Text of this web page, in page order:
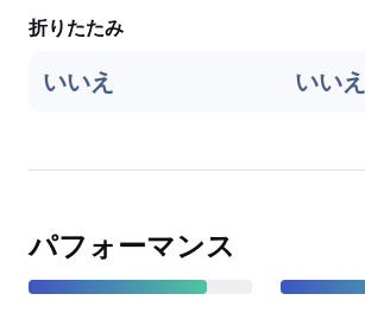
折りたたみ
いいえ いいえ
パフォーマンス